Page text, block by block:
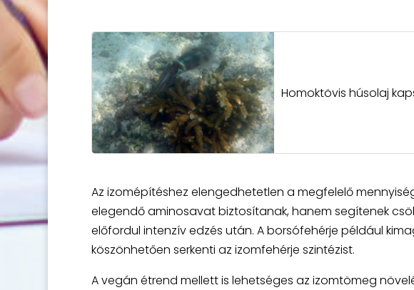
Homoktövis húsolaj
Az izomépítéshez elengedhetetlen a megfelelő
elegendő aminosavat biztosítanak, hanem segítenek
előfordul intenzív edzés után. A borsófehérje például
köszönhetően serkenti az izomfehérje szintézist.
A vegán étrend mellett is lehetséges az izomtömeg